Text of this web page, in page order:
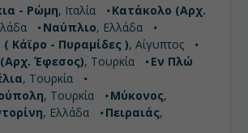
μουσεία στον κόσμο, η οποία
χιλιόμετρα.
Γνωστά ως
ένα στενό θαλάσσιο
Τουρκία που συνδέει το
με την Προποντίδα.
Ιστορική, μοντέρνα,
Κωνσταντινούπολη είναι πολλές
νησί των ανέμων, της διασκέδασης
- Ρώμη, Ιταλία
Κατάκολο (Αρχ.
Ναύπλιο, Ελλάδα
Κάϊρο - Πυραμίδες ), Αίγυπτος
Έφεσος), Τουρκία
Εν Πλώ
, Τουρκία
, Τουρκία Μύκονος,
, Ελλάδα Πειραιάς,